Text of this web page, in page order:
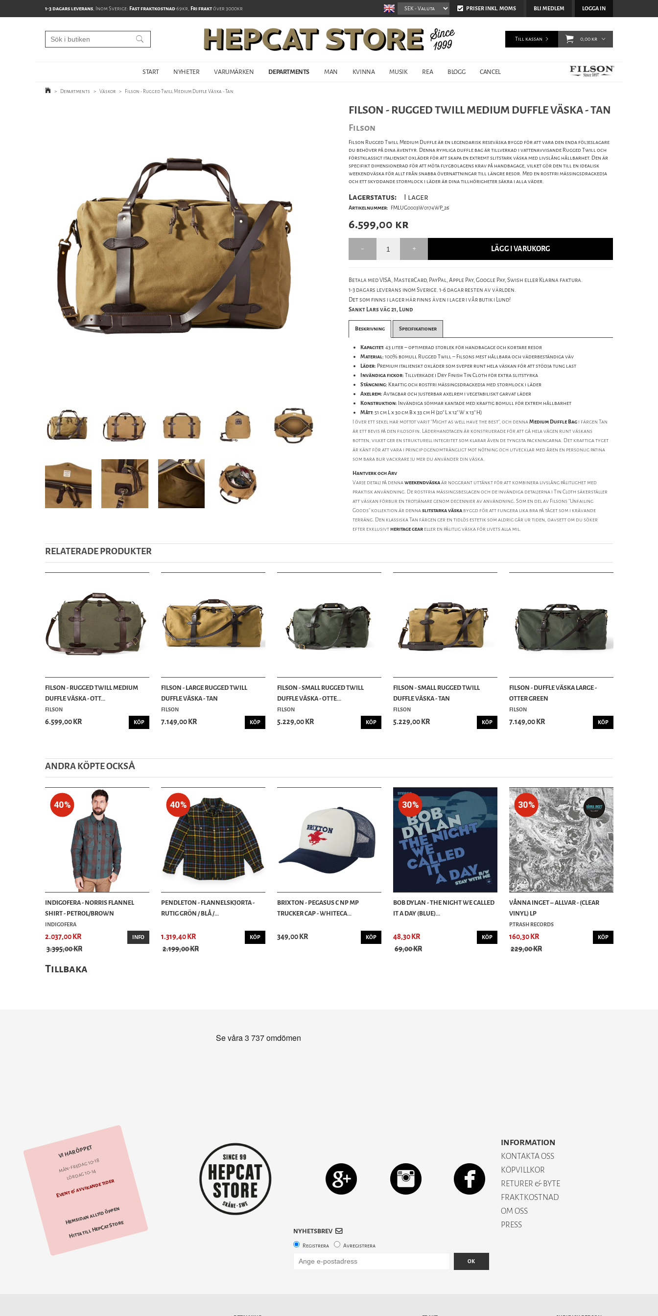
1-3 dagars leverans, Inom Sverige: Fast fraktkostnad69kr, Fri fraktöver 3000kr BLI MEDLEM LOGGA IN
PRISER INKL. MOMS
START NYHETER VARUMÄRKEN DEPARTMENTS MAN KVINNA MUSIK REA BLOGG CANCEL
Till kassan 0,00 kr
> Departments > Väskor > Filson - Rugged Twill Medium Duffle Väska - Tan
FILSON - RUGGED TWILL MEDIUM DUFFLE VÄSKA - TAN
Filson
Filson Rugged Twill Medium Duffle är en legendarisk reseväska byggd för att vara den enda följeslagare
du behöver på dina äventyr. Denna rymliga duffle bag är tillverkad i vattenavvisande Rugged Twill och
förstklassigt italienskt oxläder för att skapa en extremt slitstark väska med livslång hållbarhet. Den är
specifikt dimensionerad för att möta flygbolagens krav på handbagage, vilket gör den till en idealisk
weekendväska för allt från snabba övernattningar till längre resor. Med en rostfri mässingsdragkedja
och ett skyddande stormlock i läder är dina tillhörigheter säkra i alla väder.
Lagerstatus: I lager
Artikelnummer: FMLUG0003W0174WP_26
6.599,00 kr
LÄGG I VARUKORG
Betala med VISA, MasterCard, PayPal, Apple Pay, Google Pay, Swish eller Klarna faktura.
1-3 dagars leverans inom Sverige. 1-6 dagar resten av världen.
Det som finns i lager här finns även i lager i vår butik i Lund!
Sankt Lars väg 21, Lund
Beskrivning Specifikationer
Kapacitet: 43 liter – optimerad storlek för handbagage och kortare resor
Material: 100% bomull Rugged Twill – Filsons mest hållbara och väderbeständiga väv
Läder: Premium italienskt oxläder som sveper runt hela väskan för att stödja tung last
Invändiga fickor: Tillverkade i Dry Finish Tin Cloth för extra slitstyrka
Stängning: Kraftig och rostfri mässingsdragkedja med stormlock i läder
Axelrem: Avtagbar och justerbar axelrem i vegetabiliskt garvat läder
Konstruktion: Invändiga sömmar kantade med kraftig bomull för extrem hållbarhet
Mått: 51 cm L x 30 cm B x 33 cm H (20" L x 12" W x 13" H)
I över ett sekel har mottot varit "Might as well have the best", och dennaMedium Duffle Bag i färgen Tan
är ett bevis på den filosofin. Läderhandtagen är konstruerade för att gå hela vägen runt väskans
botten, vilket ger en strukturell integritet som klarar även de tyngsta packningarna. Det kraftiga tyget
är känt för att vara i princip ogenomträngligt mot nötning och utvecklar med åren en personlig patina
som bara blir vackrare ju mer du använder din väska.
Hantverk och Arv
Varje detalj på dennaweekendväskaär noggrant uttänkt för att kombinera livslång pålitlighet med
praktisk användning. De rostfria mässingsbeslagen och de invändiga detaljerna i Tin Cloth säkerställer
att väskan förblir en trotjänare genom decennier av användning. Som en del av Filsons "Unfailing
Goods" kollektion är dennaslitstarka väska byggd för att fungera lika bra på tåget som i krävande
terräng. Den klassiska Tan färgen ger en tidlös estetik som aldrig går ur tiden, oavsett om du söker
efter exklusivtheritage gear eller en pålitlig väska för livets alla mil.
RELATERADE PRODUKTER
FILSON - RUGGED TWILL MEDIUM
DUFFLE VÄSKA - OTT...
FILSON
6.599,00 KR KÖP
FILSON - LARGE RUGGED TWILL
DUFFLE VÄSKA - TAN
FILSON
7.149,00 KR KÖP
FILSON - SMALL RUGGED TWILL
DUFFLE VÄSKA - OTTE...
FILSON
5.229,00 KR KÖP
FILSON - SMALL RUGGED TWILL
DUFFLE VÄSKA - TAN
FILSON
5.229,00 KR KÖP
FILSON - DUFFLE VÄSKA LARGE -
OTTER GREEN
FILSON
7.149,00 KR KÖP
ANDRA KÖPTE OCKSȦ
40%
INDIGOFERA - NORRIS FLANNEL
SHIRT - PETROL/BROWN
INDIGOFERA
2.037,00 KR
3.395,00 KR
INFO
40%
PENDLETON - FLANNELSKJORTA -
RUTIG GRÖN / BLÅ /...
1.319,40 KR
2.199,00 KR
KÖP
BRIXTON - PEGASUS C NP MP
TRUCKER CAP - WHITECA...
349,00 KR KÖP
30%
BOB DYLAN - THE NIGHT WE CALLED
IT A DAY (BLUE)...
48,30 KR
69,00 KR
KÖP
30%
VÅNNA INGET – ALLVAR - (CLEAR
VINYL) LP
P.TRASH RECORDS
160,30 KR
229,00 KR
KÖP
Tillbaka
VI HAR ÖPPET
mån-fredag 10-18
lördag 10-14
Event & avvikande tider
Hemsidan alltid öppen
Hitta till HepCat Store
INFORMATION
KONTAKTA OSS
KÖPVILLKOR
RETURER & BYTE
FRAKTKOSTNAD
OM OSS
PRESS
NYHETSBREV
Registrera Avregistrera
OK